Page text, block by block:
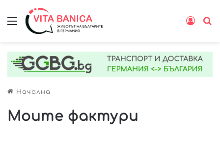
Меню
Начална
Моите фактури